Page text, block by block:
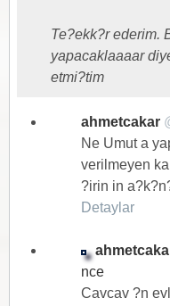
Te?ekk?r ederim.
yapacaklaaaar
etmi?tim
ahmetcakar
Ne Umut a
verilmeyen
?irin in
Detaylar
nce
Cavcav ?n